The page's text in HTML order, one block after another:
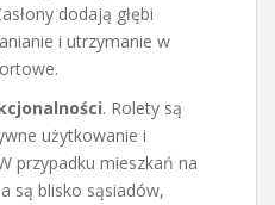
dodają głębi
i utrzymanie w
. Rolety są
użytkowanie i
przypadku mieszkań na
są blisko sąsiadów,